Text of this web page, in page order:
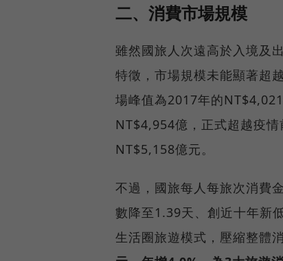
二、消費市場規模
雖然國旅人次遠高於入境及
特徵，市場規模未能顯著超
場峰值為2017年的
NT$4,954億，正式超越疫
NT$5,158億元。
不過，國旅每人每旅次消費
數降至1.39天、創近十年新
生活圈旅遊模式，壓縮整體